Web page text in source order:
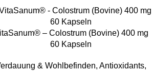
WARENKORB– Colostrum (Bovine) 400 mg
60 Kapseln
& Wohlbefinden,Antioxidants,